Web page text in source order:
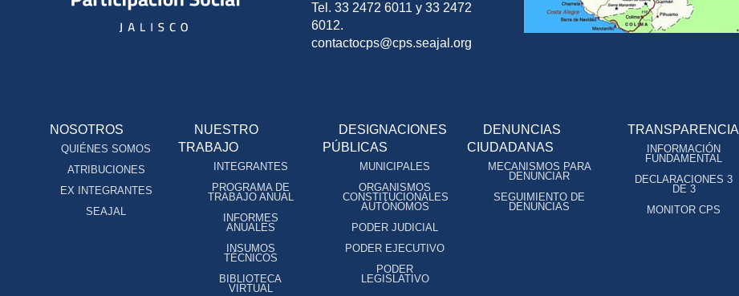
Tel. 33 2472 6011 y 33 2472
6012.
contactocps@cps.seajal.org
NOSOTROS
QUIÉNES SOMOS
ATRIBUCIONES
EX INTEGRANTES
SEAJAL
NUESTRO
TRABAJO
INTEGRANTES
PROGRAMA DE
TRABAJO ANUAL
INFORMES
ANUALES
INSUMOS
TÉCNICOS
BIBLIOTECA
VIRTUAL
DESIGNACIONES
PÚBLICAS
MUNICIPALES
ORGANISMOS
CONSTITUCIONALES
AUTÓNOMOS
PODER JUDICIAL
PODER EJECUTIVO
PODER
LEGISLATIVO
DENUNCIAS
CIUDADANAS
MECANISMOS PARA
DENUNCIAR
SEGUIMIENTO DE
DENUNCIAS
TRANSPARENCIA
INFORMACIÓN
FUNDAMENTAL
DECLARACIONES 3
DE 3
MONITOR CPS